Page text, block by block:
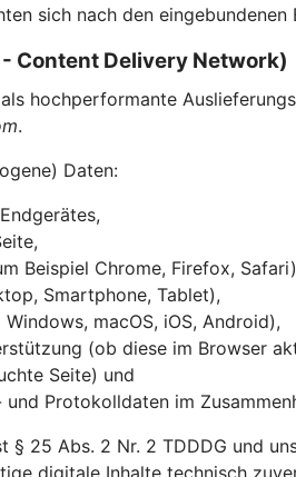
sich nach den
Content Delivery Network)
hochperformante
.
Daten:
Beispiel Chrome, Firefox,
Smartphone, Tablet),
macOS, iOS, Android),
(ob diese im Browser
Seite) und
Protokolldaten im
§ 25 Abs. 2 Nr. 2 TDDDG und
digitale Inhalte technisch